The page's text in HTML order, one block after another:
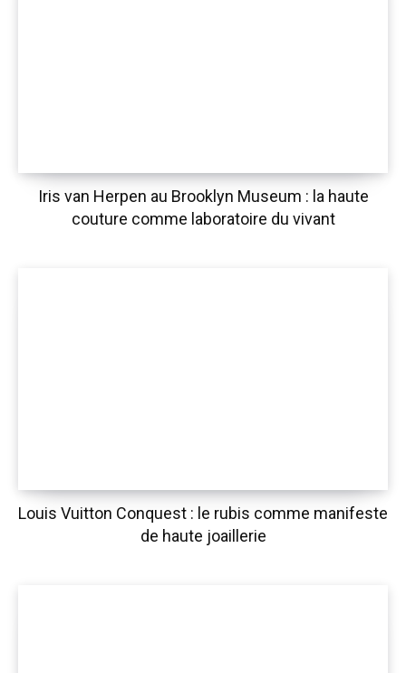
Iris van Herpen au Brooklyn Museum : la haute
couture comme laboratoire du vivant
Louis Vuitton Conquest : le rubis comme manifeste
de haute joaillerie